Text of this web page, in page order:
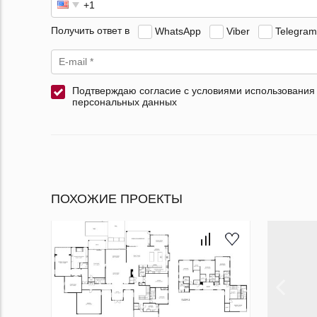
Получить ответ в WhatsApp Viber Telegram
Подтверждаю согласие с условиями использования
персональных данных
ПОХОЖИЕ ПРОЕКТЫ